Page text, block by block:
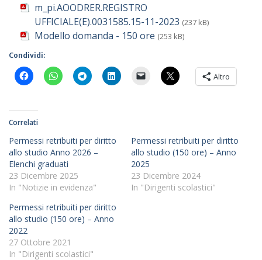
m_pi.AOODRER.REGISTRO
UFFICIALE(E).0031585.15-11-2023 (237 kB)
Modello domanda - 150 ore (253 kB)
Condividi:
Altro
Correlati
Permessi retribuiti per diritto
allo studio Anno 2026 –
Elenchi graduati
23 Dicembre 2025
In "Notizie in evidenza"
Permessi retribuiti per diritto
allo studio (150 ore) – Anno
2025
23 Dicembre 2024
In "Dirigenti scolastici"
Permessi retribuiti per diritto
allo studio (150 ore) – Anno
2022
27 Ottobre 2021
In "Dirigenti scolastici"